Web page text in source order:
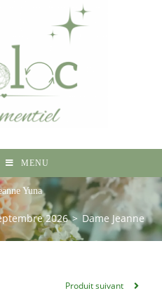
MENU
Yuna
2026 > Dame Jeanne
Produit suivant